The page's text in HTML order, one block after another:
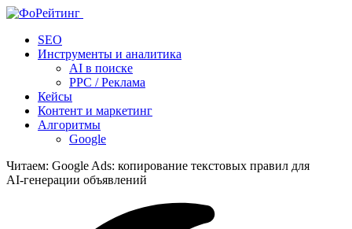
SEO
Инструменты и аналитика
AI в поиске
PPC / Реклама
Кейсы
Контент и маркетинг
Алгоритмы
Google
Читаем: Google Ads: копирование текстовых правил для
AI‑генерации объявлений